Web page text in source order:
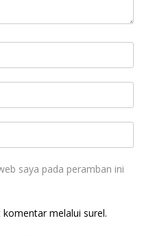
saya pada peramban ini
melalui surel.